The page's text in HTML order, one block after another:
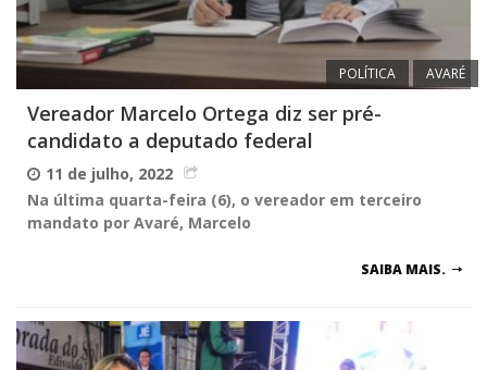
POLÍTICA AVARÉ
Vereador Marcelo Ortega diz ser pré-
candidato a deputado federal
11 de julho, 2022
Na última quarta-feira (6), o vereador em terceiro
mandato por Avaré, Marcelo
SAIBA MAIS.